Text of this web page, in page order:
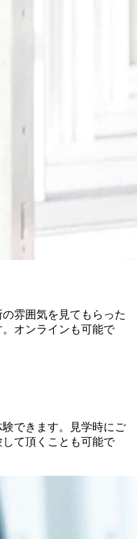
雰囲気を見てもらった
オンラインも可能で
できます。見学時にご
て頂くことも可能で